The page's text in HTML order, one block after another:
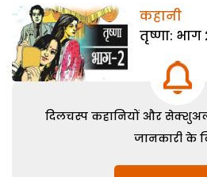
कहानी
तृष्णा: भाग
दिलचस्प कहानियों और
जानकारी के